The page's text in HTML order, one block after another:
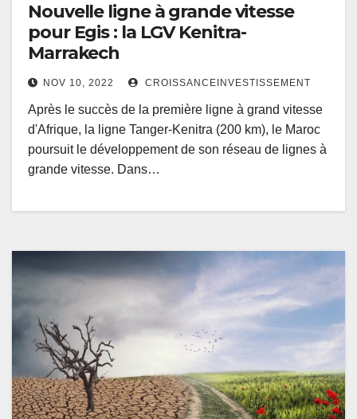
Nouvelle ligne à grande vitesse
pour Egis : la LGV Kenitra-
Marrakech
NOV 10, 2022 CROISSANCEINVESTISSEMENT
Après le succès de la première ligne à grand vitesse
d'Afrique, la ligne Tanger-Kenitra (200 km), le Maroc
poursuit le développement de son réseau de lignes à
grande vitesse. Dans…